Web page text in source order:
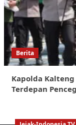
Berita
Kapolda Kalteng
Terdepan